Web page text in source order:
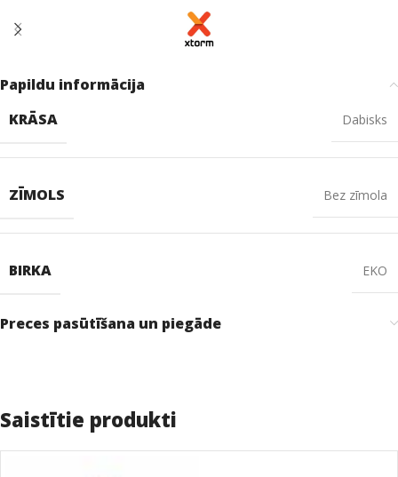
Papildu informācija
KRĀSA
Dabisks
ZĪMOLS Bez zīmola
BIRKA EKO
Preces pasūtīšana un piegāde
Saistītie produkti